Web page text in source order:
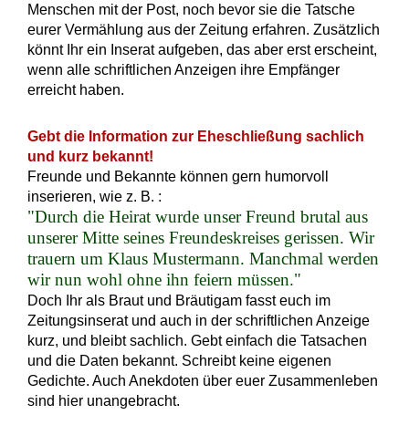
Menschen mit der Post, noch bevor sie die Tatsche
eurer Vermählung aus der Zeitung erfahren. Zusätzlich
könnt Ihr ein Inserat aufgeben, das aber erst erscheint,
wenn alle schriftlichen Anzeigen ihre Empfänger
erreicht haben.
Gebt die Information zur Eheschließung sachlich
und kurz bekannt!
Freunde und Bekannte können gern humorvoll
inserieren, wie z. B. :
"Durch die Heirat wurde unser Freund brutal aus
unserer Mitte seines Freundeskreises gerissen. Wir
trauern um Klaus Mustermann. Manchmal werden
wir nun wohl ohne ihn feiern müssen."
Doch Ihr als Braut und Bräutigam fasst euch im
Zeitungsinserat und auch in der schriftlichen Anzeige
kurz, und bleibt sachlich. Gebt einfach die Tatsachen
und die Daten bekannt. Schreibt keine eigenen
Gedichte. Auch Anekdoten über euer Zusammenleben
sind hier unangebracht.